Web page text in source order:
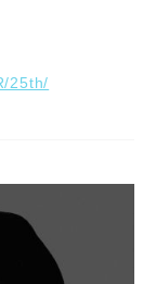
25th/